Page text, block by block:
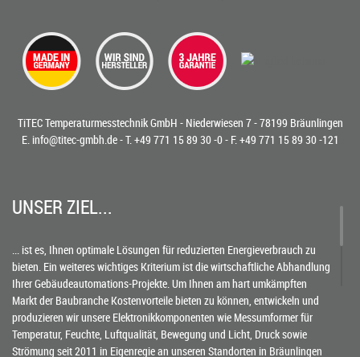
TiTEC Temperaturmesstechnik GmbH - Niederwiesen 7 - 78199 Bräunlingen
E. info@titec-gmbh.de- T.+49 771 15 89 30 -0- F. +49 771 15 89 30 -121
UNSER ZIEL...
... ist es, Ihnen optimale Lösungen für reduzierten Energieverbrauch zu
bieten. Ein weiteres wichtiges Kriterium ist die wirtschaftliche Abhandlung
Ihrer Gebäudeautomations-Projekte. Um Ihnen am hart umkämpften
Markt der Baubranche Kostenvorteile bieten zu können, entwickeln und
produzieren wir unsere Elektronikkomponenten wie Messumformer für
Temperatur, Feuchte, Luftqualität, Bewegung und Licht, Druck sowie
Strömung seit 2011 in Eigenregie an unseren Standorten in Bräunlingen